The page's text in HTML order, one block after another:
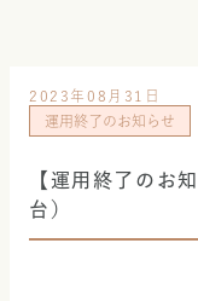
2023年08月31日
運用終了のお知らせ
【運用終了のお
台）